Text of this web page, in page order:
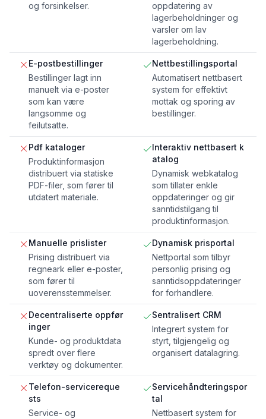
og forsinkelser.
oppdatering av
lagerbeholdninger og
varsler om lav
lagerbeholdning.
E-postbestillinger
Bestillinger lagt inn
manuelt via e-poster
som kan være
langsomme og
feilutsatte.
Nettbestillingsportal
Automatisert nettbasert
system for effektivt
mottak og sporing av
bestillinger.
Pdf kataloger
Produktinformasjon
distribuert via statiske
PDF-filer, som fører til
utdatert materiale.
Interaktiv nettbasert k
atalog
Dynamisk webkatalog
som tillater enkle
oppdateringer og gir
sanntidstilgang til
produktinformasjon.
Manuelle prislister
Prising distribuert via
regneark eller e-poster,
som fører til
uoverensstemmelser.
Dynamisk prisportal
Nettportal som tilbyr
personlig prising og
sanntidsoppdateringer
for forhandlere.
Decentraliserte oppfør
inger
Kunde- og produktdata
spredt over flere
verktøy og dokumenter.
Sentralisert CRM
Integrert system for
styrt, tilgjengelig og
organisert datalagring.
Telefon-servicereque
sts
Service- og
Servicehåndteringspor
tal
Nettbasert system for